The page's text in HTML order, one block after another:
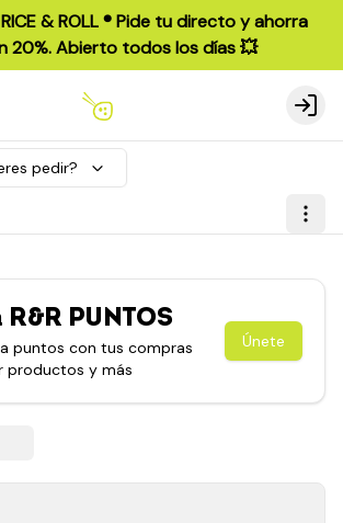
& ROLL ®️ Pide tu directo y ahorra
20%. Abierto todos los días 💥
Login
pedir?
R&R PUNTOS
puntos con tus compras
productos y más
Únete